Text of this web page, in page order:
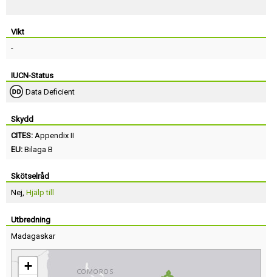
Vikt
-
IUCN-Status
Data Deficient
Skydd
CITES: Appendix II
EU: Bilaga B
Skötselråd
Nej, Hjälp till
Utbredning
Madagaskar
+